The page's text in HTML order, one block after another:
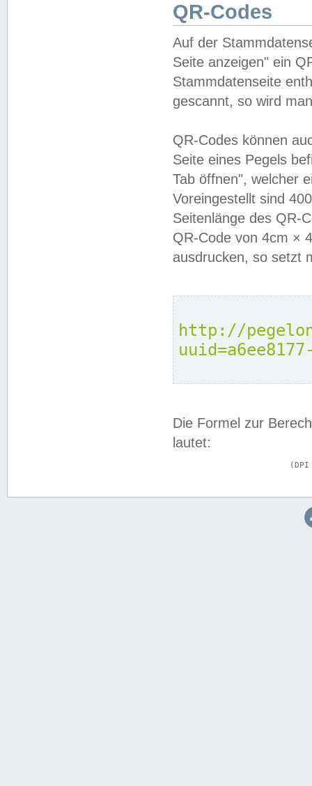
QR-Codes
Auf der
Seite anzeigen" ein
Stammdatenseite
gescannt, so wird
QR-Codes können
Seite eines Pegels
Tab öffnen", welcher
Voreingestellt sind
Seitenlänge des QR-
QR-Code von 4cm ×
ausdrucken, so setzt
http://
Die Formel zur
lautet: